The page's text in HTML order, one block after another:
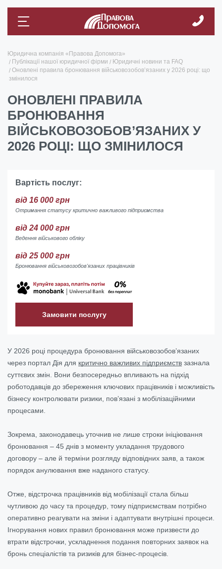
Юридична компанія «Правова Допомога»
Публікації нашої юридичної фірми
Юридичні новини та FAQ
Оновлені правила бронювання військовозобов’язаних у 2026 році: що
змінилося
ОНОВЛЕНІ ПРАВИЛА
БРОНЮВАННЯ
ВІЙСЬКОВОЗОБОВ’ЯЗАНИХ У
2026 РОЦІ: ЩО ЗМІНИЛОСЯ
Вартість послуг:
від 16 000 грн
Отримання статусу критично важливого підприємства
від 24 000 грн
Ведення військового обліку
від 25 000 грн
Бронювання військовозобов'язаних працівників
Замовити послугу
У 2026 році процедура бронювання військовозобов’язаних
через портал Дія для критично важливих підприємств зазнала
суттєвих змін. Вони безпосередньо впливають на підхід
роботодавців до збереження ключових працівників і можливість
бізнесу контролювати ризики, пов’язані з мобілізаційними
процесами.
Зокрема, законодавець уточнив не лише строки ініціювання
бронювання – 45 днів з моменту укладання трудового
договору – але й терміни розгляду відповідних заяв, а також
порядок анулювання вже наданого статусу.
Отже, відстрочка працівників від мобілізації стала більш
чутливою до часу та процедур, тому підприємствам потрібно
оперативно реагувати на зміни і адаптувати внутрішні процеси.
Ігнорування нових правил бронювання може призвести до
втрати відстрочки, ускладнення подання повторних заявок на
бронь спеціалістів та ризиків для бізнес-процесів.